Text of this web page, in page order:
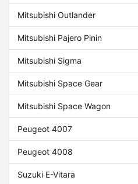
Mitsubishi Outlander
Mitsubishi Pajero Pinin
Mitsubishi Sigma
Mitsubishi Space Gear
Mitsubishi Space Wagon
Peugeot 4007
Peugeot 4008
Suzuki E-Vitara